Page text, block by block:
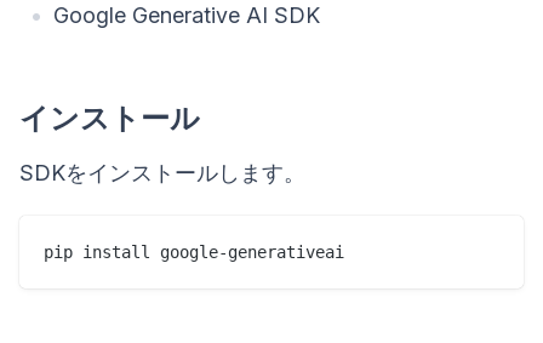
Google Generative AI SDK
インストール
SDKをインストールします。